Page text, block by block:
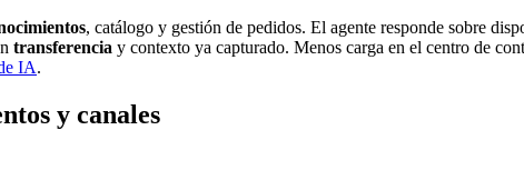
, catálogo y gestión de pedidos. El agente responde sobre
transferencia y contexto ya capturado. Menos carga en el centro de
IA.
y canales